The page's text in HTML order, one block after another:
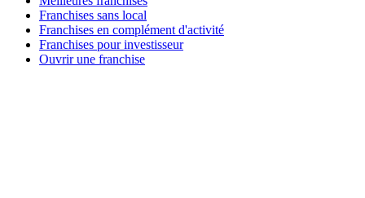
Franchises sans local
Franchises en complément d'activité
Franchises pour investisseur
Ouvrir une franchise